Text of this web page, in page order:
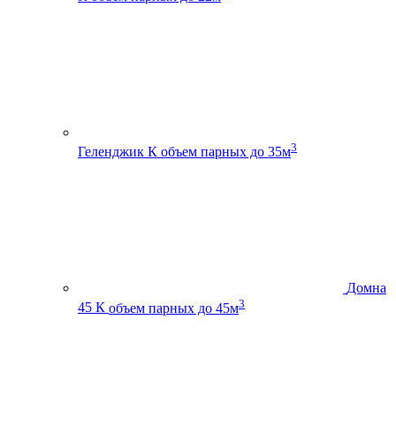
Геленджик К объем парных до 35м3
Домна
45 К объем парных до 45м3